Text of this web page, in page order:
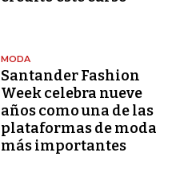
MODA
Santander Fashion
Week celebra nueve
años como una de las
plataformas de moda
más importantes